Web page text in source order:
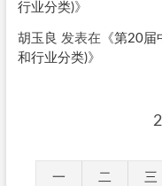
行业分类)》
胡玉良 发表在《第20届
和行业分类)》
一 二 三